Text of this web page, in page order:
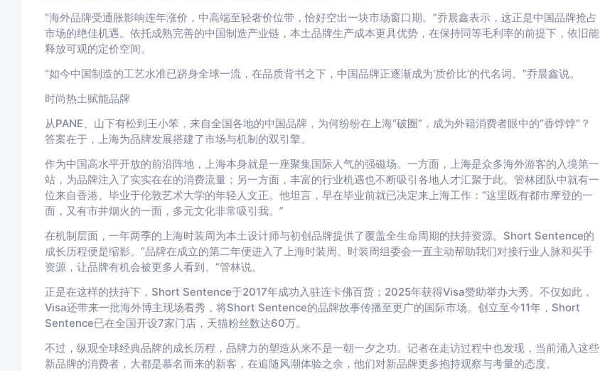
“海外品牌受通胀影响连年涨价，中高端至轻奢价位带，恰好空出一块市场窗口期。”乔晨鑫表示，这正是中国品牌抢占
市场的绝佳机遇。依托成熟完善的中国制造产业链，本土品牌生产成本更具优势，在保持同等毛利率的前提下，依旧能
释放可观的定价空间。
“如今中国制造的工艺水准已跻身全球一流，在品质背书之下，中国品牌正逐渐成为‘质价比’的代名词。”乔晨鑫说。
时尚热土赋能品牌
从PANE、山下有松到王小笨，来自全国各地的中国品牌，为何纷纷在上海“破圈”，成为外籍消费者眼中的“香饽饽”？
答案在于，上海为品牌发展搭建了市场与机制的双引擎。
作为中国高水平开放的前沿阵地，上海本身就是一座聚集国际人气的强磁场。一方面，上海是众多海外游客的入境第一
站，为品牌注入了实实在在的消费流量；另一方面，丰富的行业机遇也不断吸引各地人才汇聚于此。管林团队中就有一
位来自香港、毕业于伦敦艺术大学的年轻人文正。他坦言，早在毕业前就已决定来上海工作：“这里既有都市摩登的一
面，又有市井烟火的一面，多元文化非常吸引我。”
在机制层面，一年两季的上海时装周为本土设计师与初创品牌提供了覆盖全生命周期的扶持资源。Short Sentence的
成长历程便是缩影。“品牌在成立的第二年便进入了上海时装周。时装周组委会一直主动帮助我们对接行业人脉和买手
资源，让品牌有机会被更多人看到。”管林说。
正是在这样的扶持下，Short Sentence于2017年成功入驻连卡佛百货；2025年获得Visa赞助举办大秀。不仅如此，
Visa还带来一批海外博主现场看秀，将Short Sentence的品牌故事传播至更广的国际市场。创立至今11年，Short
Sentence已在全国开设7家门店，天猫粉丝数达60万。
不过，纵观全球经典品牌的成长历程，品牌力的塑造从来不是一朝一夕之功。记者在走访过程中也发现，当前涌入这些
新品牌的消费者，大都是慕名而来的新客，在追随风潮体验之余，他们对新品牌更多抱持观察与考量的态度。